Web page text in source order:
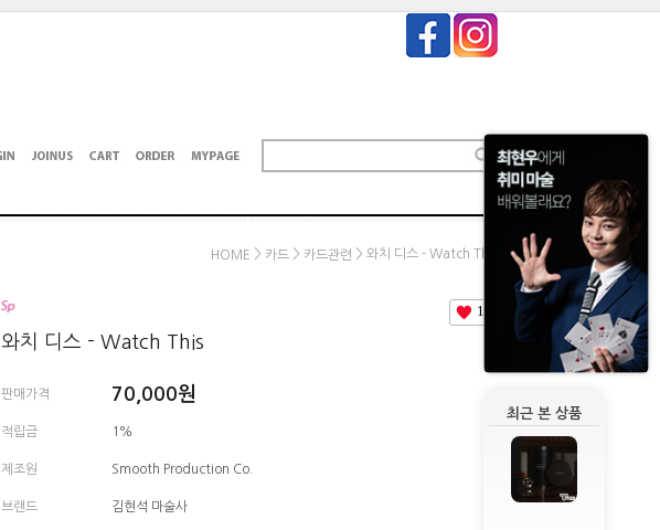
최근 본 상품
HOME > 카드 > 카드관련 > 와치 디스 - Watch This
19
와치 디스 - Watch This
판매가격 70,000원
적립금 1%
제조원 Smooth Production Co.
브랜드 김현석 마술사